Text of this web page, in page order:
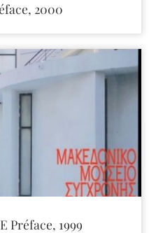
2000
Préface, 1999